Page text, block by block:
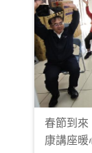
春節到來
康講座暖